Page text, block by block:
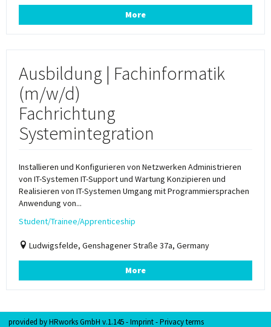
More
Ausbildung | Fachinformatik
(m/w/d)
Fachrichtung
Systemintegration
Installieren und Konfigurieren von Netzwerken Administrieren
von IT-Systemen IT-Support und Wartung Konzipieren und
Realisieren von IT-Systemen Umgang mit Programmiersprachen
Anwendung von...
Student/Trainee/Apprenticeship
Ludwigsfelde, Genshagener Straße 37a, Germany
More
provided byHRworks GmbH v.1.145 -Imprint-Privacy terms